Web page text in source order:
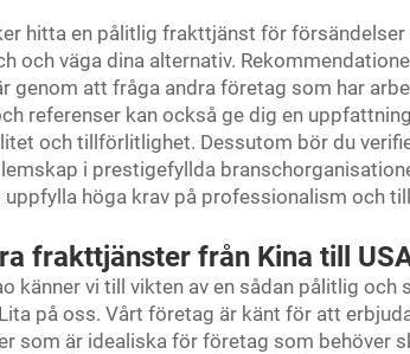
hitta en pålitlig frakttjänst för försändelser
och väga dina alternativ.
genom att fråga andra företag som har
referenser kan också ge dig en
och tillförlitlighet. Dessutom bör du
i prestigefyllda
uppfylla höga krav på professionalism och
frakttjänster från Kina till
känner vi till vikten av en sådan pålitlig
på oss. Vårt företag är känt för att
som är idealiska för företag som behöver